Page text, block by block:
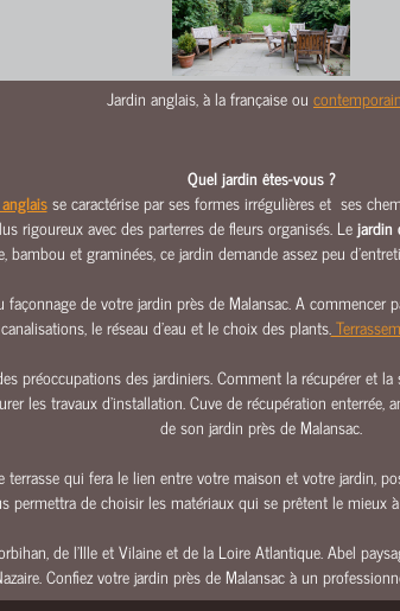
Jardin anglais, à la française ou contemporain
Quel jardin êtes-vous ?
se caractérise par ses formes irrégulières et ses
rigoureux avec des parterres de fleurs organisés. Lejardin
et graminées, ce jardin demande assez peu
de votre jardin près de Malansac. A
le réseau d’eau et le choix des plants.
préoccupations des jardiniers. Comment la récupérer et
les travaux d’installation. Cuve de récupération
de son jardin près de Malansac.
qui fera le lien entre votre maison et votre jardin,
permettra de choisir les matériaux qui se prêtent le
de l’Ille et Vilaine et de la Loire Atlantique. Abel
Confiez votre jardin près de Malansac à un